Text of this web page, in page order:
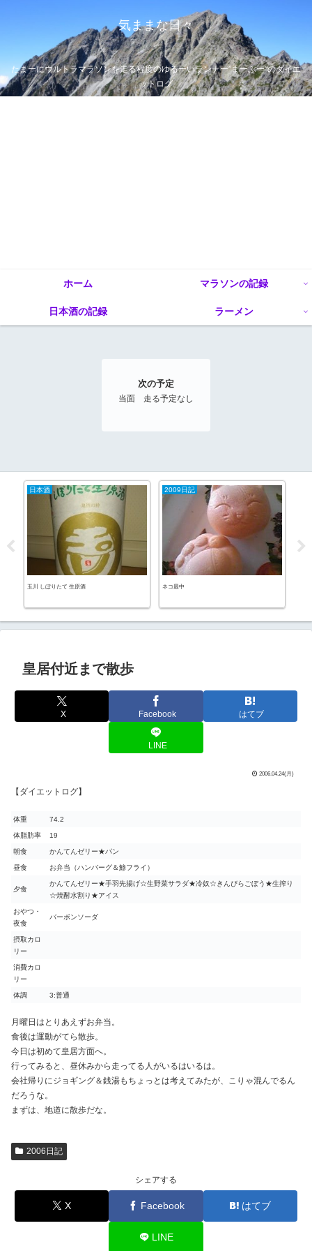
気ままな日々
たまーにウルトラマラソンを走る程度のゆるーいランナー”まーぶー”のダイエ
ットログ
ホーム マラソンの記録
日本酒の記録 ラーメン
次の予定
当面 走る予定なし
日本酒
玉川 しぼりたて 生原酒
2009日記
ネコ最中
皇居付近まで散歩
X Facebook はてブ
LINE
2006.04.24(月)
【ダイエットログ】
体重 74.2
体脂肪率 19
朝食 かんてんゼリー★パン
昼食 お弁当（ハンバーグ＆鯵フライ）
夕食
かんてんゼリー★手羽先揚げ☆生野菜サラダ★冷奴☆きんぴらごぼう★生搾り
☆焼酎水割り★アイス
おやつ・
夜食
バーボンソーダ
摂取カロ
リー
消費カロ
リー
体調 3:普通
月曜日はとりあえずお弁当。
食後は運動がてら散歩。
今日は初めて皇居方面へ。
行ってみると、昼休みから走ってる人がいるはいるは。
会社帰りにジョギング＆銭湯もちょっとは考えてみたが、こりゃ混んでるん
だろうな。
まずは、地道に散歩だな。
2006日記
シェアする
X Facebook はてブ
LINE